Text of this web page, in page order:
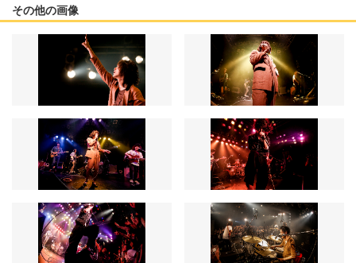
その他の画像